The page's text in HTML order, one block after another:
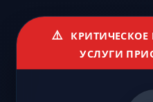
⚠️
КРИТИЧЕСКОЕ
УСЛУГИ